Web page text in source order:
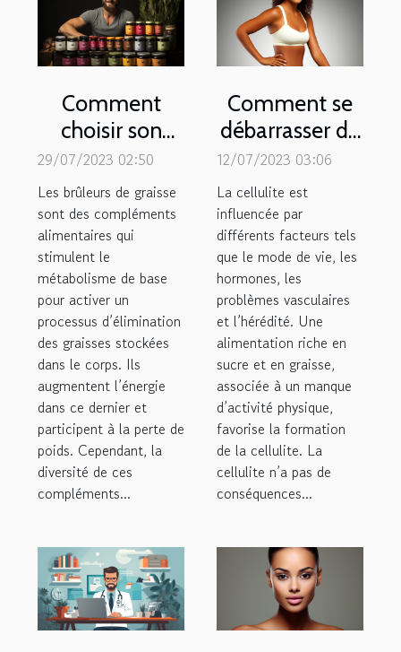
Comment
choisir son
brûleur de
graisse ?
29/07/2023 02:50
Les brûleurs de graisse
sont des compléments
alimentaires qui
stimulent le
métabolisme de base
pour activer un
processus d’élimination
des graisses stockées
dans le corps. Ils
augmentent l’énergie
dans ce dernier et
participent à la perte de
poids. Cependant, la
diversité de ces
compléments...
Comment se
débarrasser de
la cellulite ?
12/07/2023 03:06
La cellulite est
influencée par
différents facteurs tels
que le mode de vie, les
hormones, les
problèmes vasculaires
et l’hérédité. Une
alimentation riche en
sucre et en graisse,
associée à un manque
d’activité physique,
favorise la formation
de la cellulite. La
cellulite n’a pas de
conséquences...